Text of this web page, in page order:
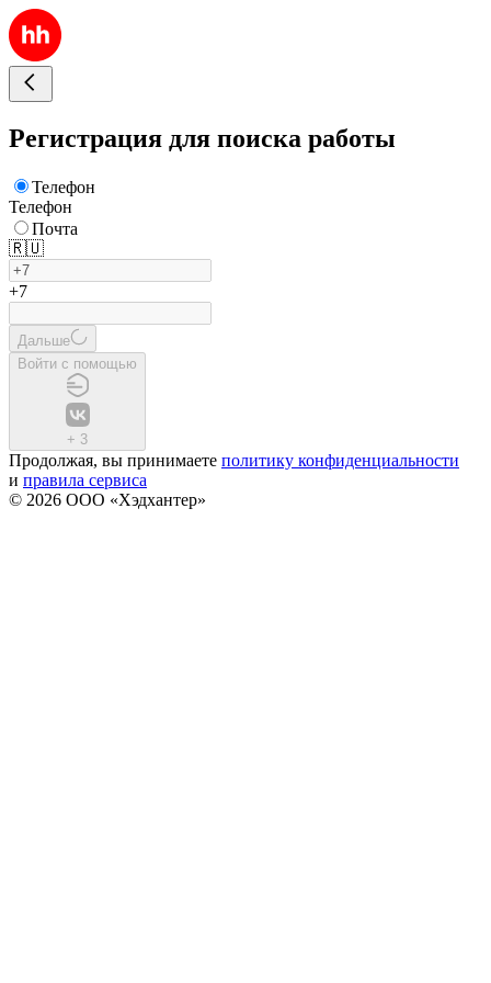
Регистрация для поиска работы
Телефон
Телефон
Почта
🇷🇺
+7
Дальше
Войти с помощью
+ 3
Продолжая, вы принимаете политику конфиденциальности
и правила сервиса
© 2026 ООО «Хэдхантер»